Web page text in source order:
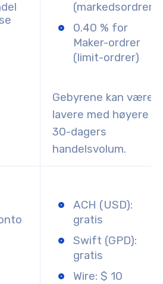
(markedsordrer)
0.40 % for
Maker-ordrer
(limit-ordrer)
Gebyrene kan være
lavere med høyere
30-dagers
handelsvolum.
ACH (USD):
gratis
Swift (GPD):
gratis
Wire: $ 10